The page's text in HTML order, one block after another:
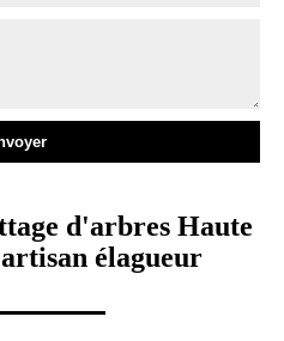
d'arbres Haute
élagueur